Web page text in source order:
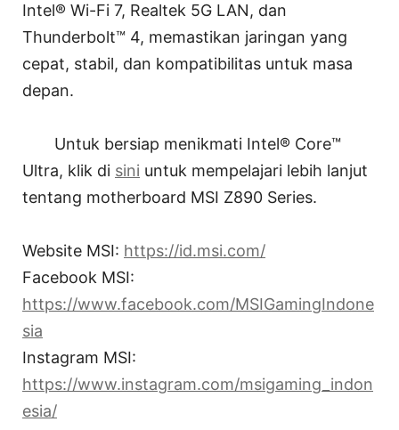
Intel® Wi-Fi 7, Realtek 5G LAN, dan
Thunderbolt™ 4, memastikan jaringan yang
cepat, stabil, dan kompatibilitas untuk masa
depan.
Untuk bersiap menikmati Intel® Core™
Ultra, klik di sini untuk mempelajari lebih lanjut
tentang motherboard MSI Z890 Series.
Website MSI: https://id.msi.com/
Facebook MSI:
https://www.facebook.com/MSIGamingIndone
sia
Instagram MSI:
https://www.instagram.com/msigaming_indon
esia/